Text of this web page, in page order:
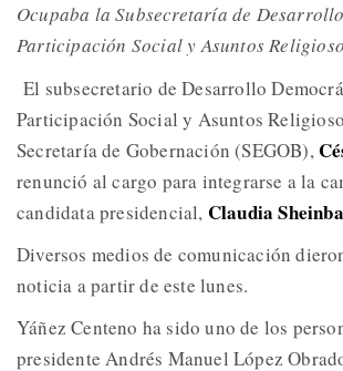
Ocupaba la Subsecretaría de
Participación Social y Asuntos
El subsecretario de Desarrollo
Participación Social y Asuntos
Secretaría de Gobernación (SEGOB),
renunció al cargo para integrarse a la
candidata presidencial, Claudia
Diversos medios de comunicación
noticia a partir de este lunes.
Yáñez Centeno ha sido uno de los
presidente Andrés Manuel López